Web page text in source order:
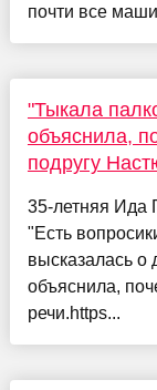
почти все
"Тыкала
объяснила,
подругу
35-летняя Ида
"Есть
высказалась о
объяснила,
речи.https...